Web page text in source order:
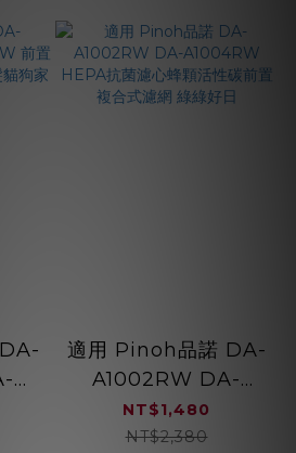
水
髮
適用 Pinoh品諾 DA-
A1002RW DA-
A1004RW HEPA抗
菌濾心蜂顆活性碳前置
NT$1,480
NT$2,380